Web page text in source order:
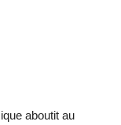
aboutit au